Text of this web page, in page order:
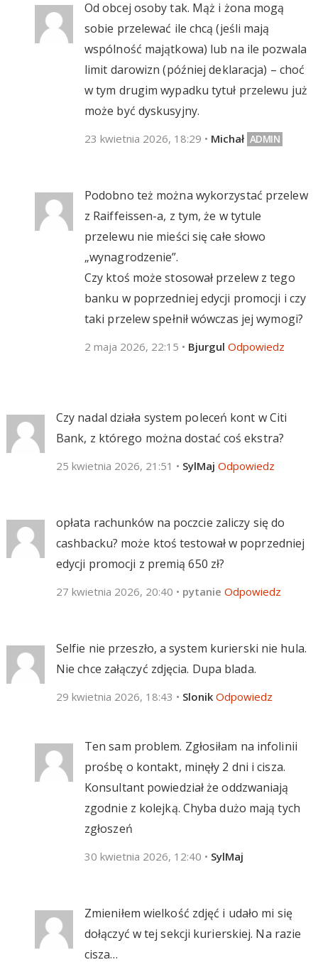
Od obcej osoby tak. Mąż i żona mogą
sobie przelewać ile chcą (jeśli mają
wspólność majątkowa) lub na ile pozwala
limit darowizn (później deklaracja) – choć
w tym drugim wypadku tytuł przelewu już
może być dyskusyjny.
23 kwietnia 2026, 18:29 • Michał
Podobno też można wykorzystać przelew
z Raiffeissen-a, z tym, że w tytule
przelewu nie mieści się całe słowo
„wynagrodzenie”.
Czy ktoś może stosował przelew z tego
banku w poprzedniej edycji promocji i czy
taki przelew spełnił wówczas jej wymogi?
2 maja 2026, 22:15 • Bjurgul Odpowiedz
Czy nadal działa system poleceń kont w Citi
Bank, z którego można dostać coś ekstra?
25 kwietnia 2026, 21:51 • SylMaj Odpowiedz
opłata rachunków na poczcie zaliczy się do
cashbacku? może ktoś testował w poprzedniej
edycji promocji z premią 650 zł?
27 kwietnia 2026, 20:40 • pytanie Odpowiedz
Selfie nie przeszło, a system kurierski nie hula.
Nie chce załączyć zdjęcia. Dupa blada.
29 kwietnia 2026, 18:43 • Slonik Odpowiedz
Ten sam problem. Zgłosiłam na infolinii
prośbę o kontakt, minęły 2 dni i cisza.
Konsultant powiedział że oddzwaniają
zgodnie z kolejką. Chyba dużo mają tych
zgłoszeń
30 kwietnia 2026, 12:40 • SylMaj
Zmieniłem wielkość zdjęć i udało mi się
dołączyć w tej sekcji kurierskiej. Na razie
cisza…